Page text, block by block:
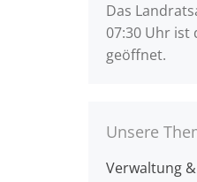
Das
07:30 Uhr ist
geöffnet.
Unsere
Verwaltung